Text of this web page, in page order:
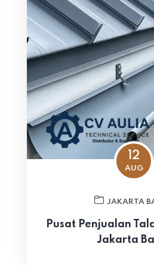
12
AUG
JAKARTA
Pusat Penjualan
Jakarta